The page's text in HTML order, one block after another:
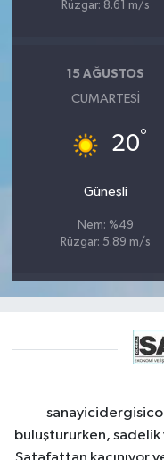
Rüzgar: 8.61 m/s
15 AĞUSTOS
CUMARTESI
20°
Güneşli
Nem: %49
Rüzgar: 5.89 m/s
buluştururken,